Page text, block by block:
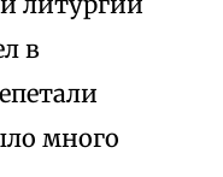
в
много